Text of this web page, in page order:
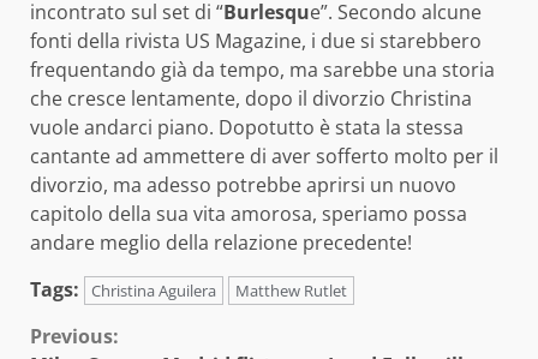
incontrato sul set di “Burlesque”. Secondo alcune
fonti della rivista US Magazine, i due si starebbero
frequentando già da tempo, ma sarebbe una storia
che cresce lentamente, dopo il divorzio Christina
vuole andarci piano. Dopotutto è stata la stessa
cantante ad ammettere di aver sofferto molto per il
divorzio, ma adesso potrebbe aprirsi un nuovo
capitolo della sua vita amorosa, speriamo possa
andare meglio della relazione precedente!
Tags:
Christina Aguilera Matthew Rutlet
Continue
Previous: